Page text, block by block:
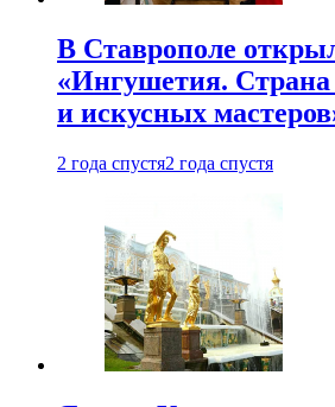
В Ставрополе
«Ингушетия.
и искусных
2 года спустя2 года спустя